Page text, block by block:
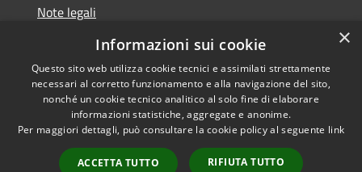
Note legali
Dichiarazione di accessibilità
Accessibilità
Copyright © 2026 • Comune di
Casalbore • Powered by
Municipium•
Accesso
×
Informazioni sui cookie
Questo sito web utilizza cookie tecnici e assimilati strettamente
necessari al corretto funzionamento e alla navigazione del sito,
nonché un cookie tecnico analitico al solo fine di elaborare
informazioni statistiche, aggregate e anonime.
Per maggiori dettagli, può consultare la cookie policy al seguente link
ACCETTA TUTTO RIFIUTA TUTTO